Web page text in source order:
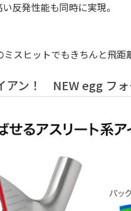
反発性能も同時に実現。
スヒットでもきちんと飛距
アン！ NEW egg フ